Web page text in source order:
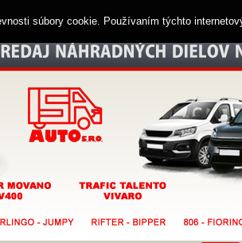
súbory cookie. Používaním týchto